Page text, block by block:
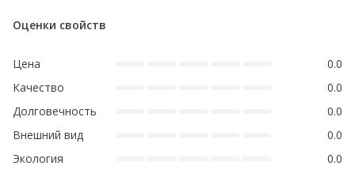
Оценки свойств
Цена
0.0
Качество
0.0
Долговечность
0.0
Внешний вид
0.0
Экология
0.0